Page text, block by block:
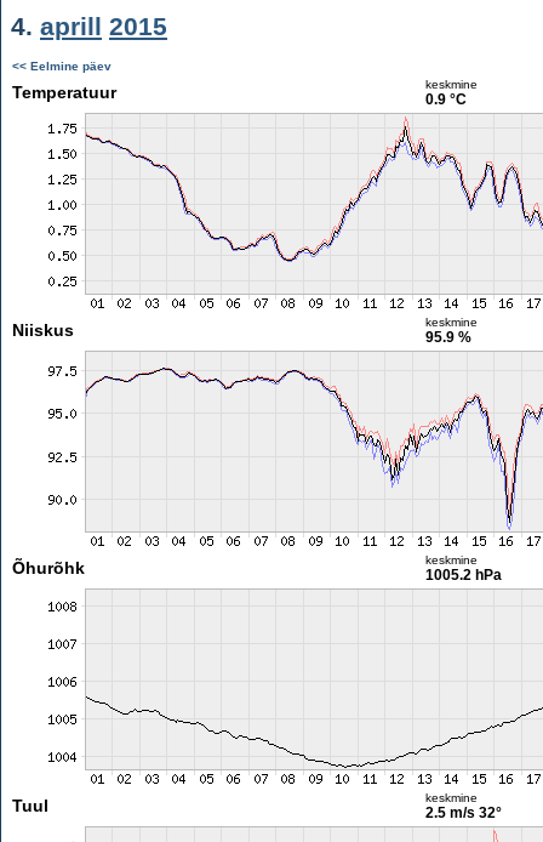
4. aprill 2015
<< Eelmine päev
Temperatuur keskmine
0.9 °C
Niiskus keskmine
95.9 %
Õhurõhk keskmine
1005.2 hPa
Tuul keskmine
2.5 m/s 32°